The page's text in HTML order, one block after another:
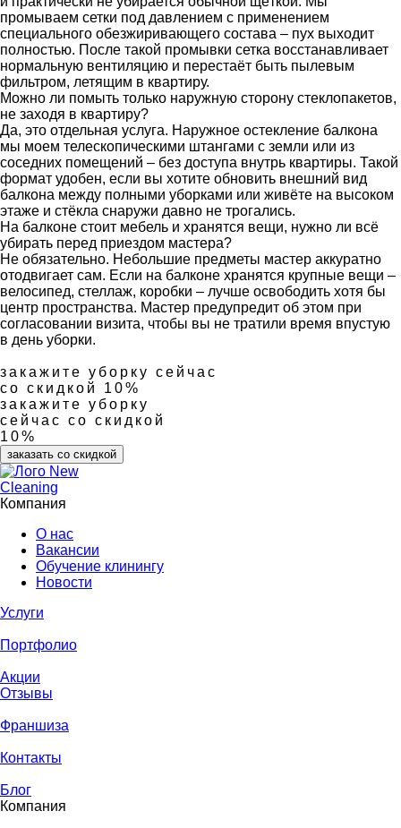
промываем сетки под давлением с применением
специального обезжиривающего состава – пух выходит
полностью. После такой промывки сетка восстанавливает
нормальную вентиляцию и перестаёт быть пылевым
фильтром, летящим в квартиру.
Можно ли помыть только наружную сторону стеклопакетов,
не заходя в квартиру?
Да, это отдельная услуга. Наружное остекление балкона
мы моем телескопическими штангами с земли или из
соседних помещений – без доступа внутрь квартиры. Такой
формат удобен, если вы хотите обновить внешний вид
балкона между полными уборками или живёте на высоком
этаже и стёкла снаружи давно не трогались.
На балконе стоит мебель и хранятся вещи, нужно ли всё
убирать перед приездом мастера?
Не обязательно. Небольшие предметы мастер аккуратно
отодвигает сам. Если на балконе хранятся крупные вещи –
велосипед, стеллаж, коробки – лучше освободить хотя бы
центр пространства. Мастер предупредит об этом при
согласовании визита, чтобы вы не тратили время впустую
в день уборки.
закажите уборку сейчас
со скидкой 10%
закажите уборку
сейчас со скидкой
10%
заказать со скидкой
Компания
О нас
Вакансии
Обучение клинингу
Новости
Услуги
Портфолио
Акции
Отзывы
Франшиза
Контакты
Блог
Компания